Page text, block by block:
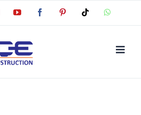
YouTube FacebookPinterest Tiktok